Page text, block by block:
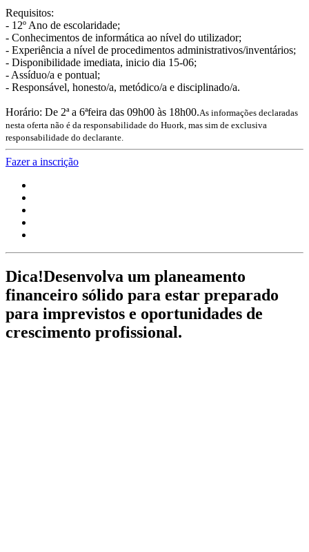
Requisitos:
- 12º Ano de escolaridade;
- Conhecimentos de informática ao nível do utilizador;
- Experiência a nível de procedimentos administrativos/inventários;
- Disponibilidade imediata, inicio dia 15-06;
- Assíduo/a e pontual;
- Responsável, honesto/a, metódico/a e disciplinado/a.
Horário: De 2ª a 6ªfeira das 09h00 às 18h00.As informações declaradas
nesta oferta não é da responsabilidade do Huork, mas sim de exclusiva
responsabilidade do declarante.
Fazer a inscrição
Dica!Desenvolva um planeamento
financeiro sólido para estar preparado
para imprevistos e oportunidades de
crescimento profissional.